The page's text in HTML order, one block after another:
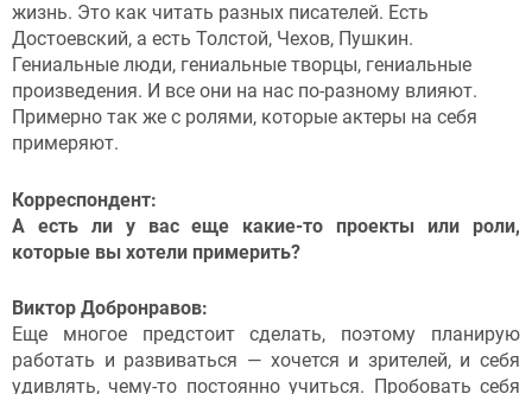
жизнь. Это как читать разных писателей. Есть
Достоевский, а есть Толстой, Чехов, Пушкин.
Гениальные люди, гениальные творцы, гениальные
произведения. И все они на нас по-разному влияют.
Примерно так же с ролями, которые актеры на себя
примеряют.
Корреспондент:
А есть ли у вас еще какие-то проекты или роли,
которые вы хотели примерить?
Виктор Добронравов:
Еще многое предстоит сделать, поэтому планирую
работать и развиваться — хочется и зрителей, и себя
удивлять, чему-то постоянно учиться. Пробовать себя